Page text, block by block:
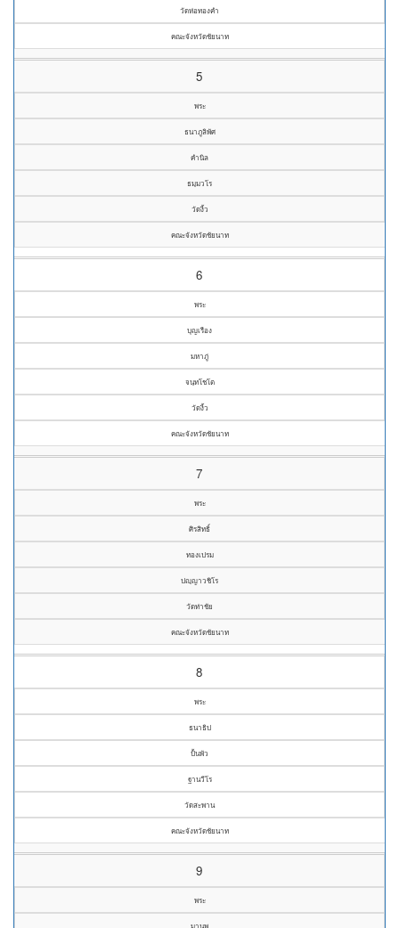
วัดห่อทองคำ
คณะจังหวัดชัยนาท
5
พระ
ธนาภูลิพัศ
คำนิล
ธมฺมวโร
วัดงิ้ว
คณะจังหวัดชัยนาท
6
พระ
บุญเรือง
มหาภู่
จนฺทโชโต
วัดงิ้ว
คณะจังหวัดชัยนาท
7
พระ
ศิรสิทธิ์
ทองเปรม
ปญฺญาวชิโร
วัดท่าชัย
คณะจังหวัดชัยนาท
8
พระ
ธนาธิป
ปั้นพัว
ฐานวีโร
วัดสะพาน
คณะจังหวัดชัยนาท
9
พระ
มานพ